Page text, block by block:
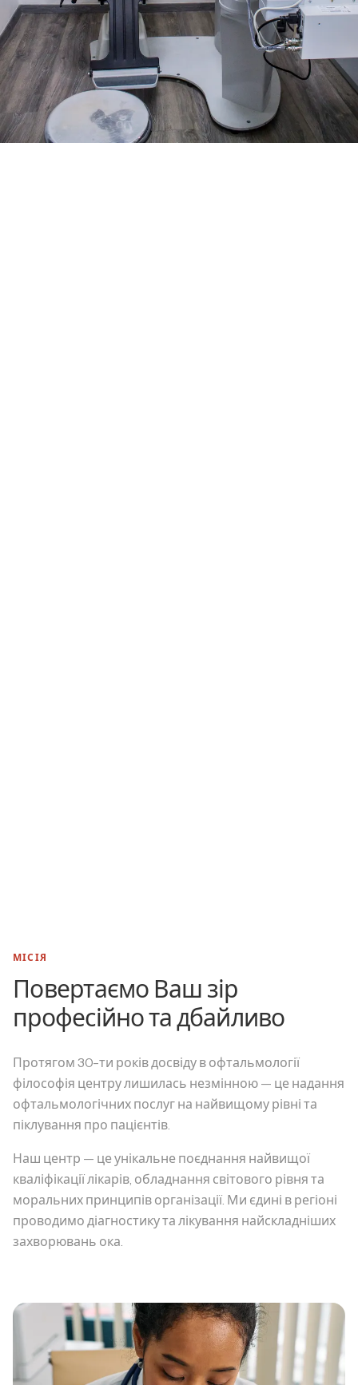
МІСІЯ
Повертаємо Ваш зір
професійно та дбайливо
Протягом 30-ти років досвіду в офтальмології
філософія центру лишилась незмінною — це надання
офтальмологічних послуг на найвищому рівні та
піклування про пацієнтів.
Наш центр — це унікальне поєднання найвищої
кваліфікації лікарів, обладнання світового рівня та
моральних принципів організації. Ми єдині в регіоні
проводимо діагностику та лікування найскладніших
захворювань ока.